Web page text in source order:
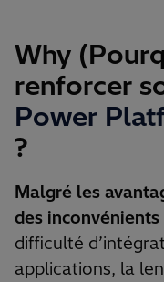
Why
renforcer
Power
?
Malgré les
des inconvénients
difficulté
applications, la